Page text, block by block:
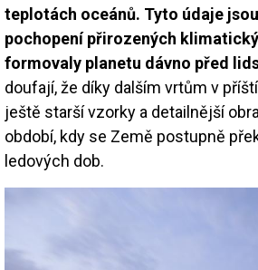
teplotách oceánů. Tyto údaje
pochopení přirozených
formovaly planetu dávno před
doufají, že díky dalším vrtům v
ještě starší vzorky a detailnější
období, kdy se Země postupně
ledových dob.